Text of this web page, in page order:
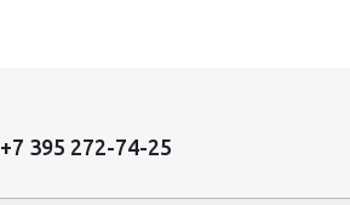
+7 395 272-74-25